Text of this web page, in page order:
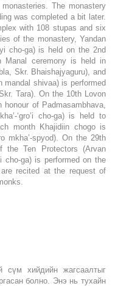
The monastery
was completed a bit later.
with 108 stupas and six
of the monastery, Yandan
cho-ga) is held on the 2nd
ceremony is held in
Skr. Bhaishajyaguru), and
mandal shivaa) is performed
Tara). On the 10th Lovon
of Padmasambhava,
‘gro’i cho-ga) is held to
month Khajidiin chogo is
mkha’-spyod). On the 29th
the Ten Protectors (Arvan
cho-ga) is performed on the
recited at the request of
сүм хийдийн жагсаалтыг
болно. Энэ нь тухайн